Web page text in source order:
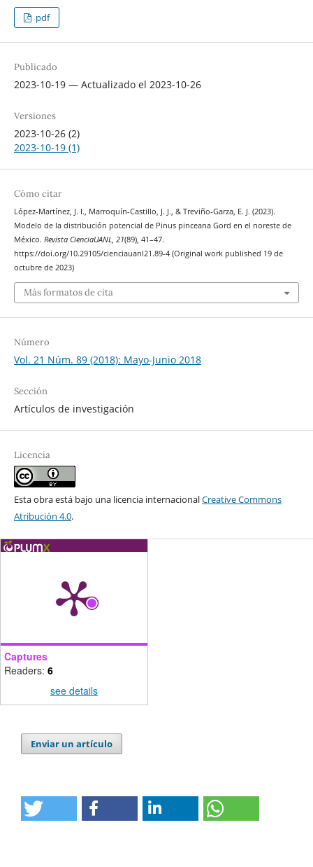
pdf
Publicado
2023-10-19 — Actualizado el 2023-10-26
Versiones
2023-10-26 (2)
2023-10-19 (1)
Cómo citar
López-Martínez, J. I., Marroquín-Castillo, J. J., & Treviño-Garza, E. J. (2023).
Modelo de la distribución potencial de Pinus pinceana Gord en el noreste de
México. Revista CienciaUANL, 21(89), 41–47.
https://doi.org/10.29105/cienciauanl21.89-4 (Original work published 19 de
octubre de 2023)
Más formatos de cita
Número
Vol. 21 Núm. 89 (2018): Mayo-Junio 2018
Sección
Artículos de investigación
Licencia
Esta obra está bajo una licencia internacionalCreative Commons
Atribución 4.0.
Captures
Readers: 6
see details
Enviar un artículo